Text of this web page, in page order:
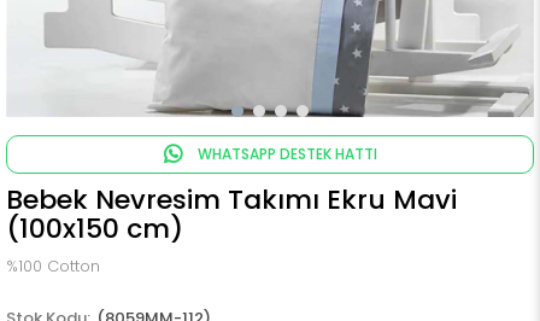
WHATSAPP DESTEK HATTI
Bebek Nevresim Takımı Ekru Mavi
(100x150 cm)
%100 Cotton